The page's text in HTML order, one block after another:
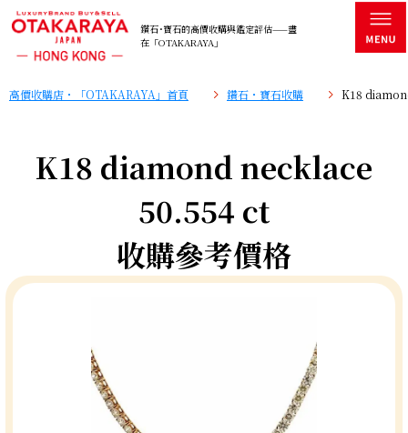
鑽石･寶石的高價收購與鑑定評估——盡
在「OTAKARAYA」
高價收購店・「OTAKARAYA」首頁 鑽石・寶石收購 K18
K18 diamond necklace
50.554 ct
收購參考價格